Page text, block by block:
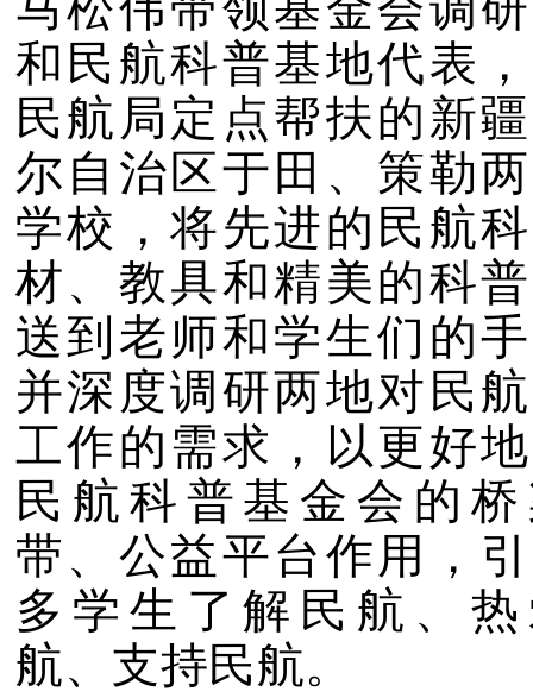
和民航科普基地代表
民航局定点帮扶的新
尔自治区于田、策勒
学校，将先进的民航
材、教具和精美的科
送到老师和学生们的
并深度调研两地对民
工作的需求，以更好
民航科普基金会的
带、公益平台作用，
多学生了解民航、
航、支持民航。